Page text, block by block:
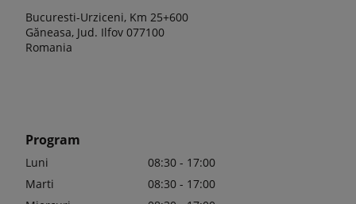
Bucuresti-Urziceni, Km 25+600
Găneasa, Jud. Ilfov 077100
Romania
Program
Luni
08:30 - 17:00
Marti
08:30 - 17:00